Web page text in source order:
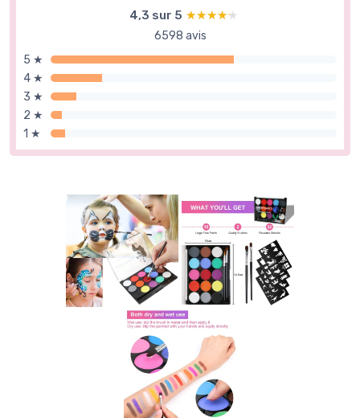
4,3 sur 5 ★★★★★
★★★★★
6598 avis
5 ★
4 ★
3 ★
2 ★
1 ★